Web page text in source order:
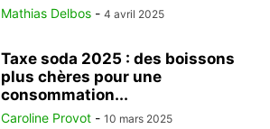
Mathias Delbos - 4 avril 2025
Taxe soda 2025 : des boissons
plus chères pour une
consommation...
Caroline Provot - 10 mars 2025